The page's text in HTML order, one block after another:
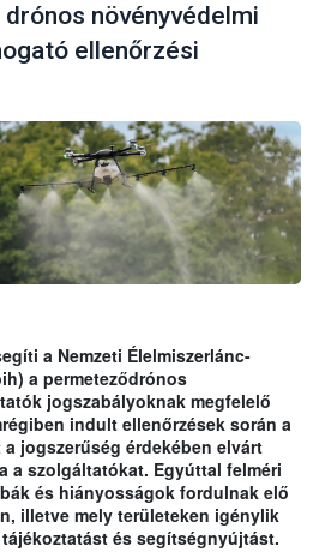
növényvédelmi
ellenőrzési
a Nemzeti Élelmiszerlánc-
a permeteződrónos
jogszabályoknak megfelelő
indult ellenőrzések során a
jogszerűség érdekében elvárt
a szolgáltatókat. Egyúttal felméri
és hiányosságok fordulnak elő
illetve mely területeken igénylik
és segítségnyújtást.